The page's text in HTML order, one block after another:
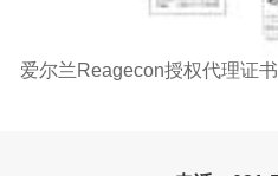
爱尔兰Reagecon授权代理证书